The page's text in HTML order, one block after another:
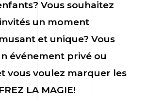
Vous souhaitez
un moment
et unique? Vous
événement privé ou
vous voulez marquer les
LA MAGIE!